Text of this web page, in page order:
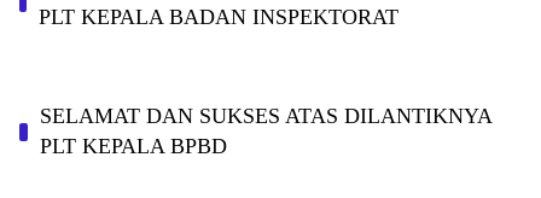
PLT KEPALA BADAN INSPEKTORAT
SELAMAT DAN SUKSES ATAS DILANTIKNYA
PLT KEPALA BPBD